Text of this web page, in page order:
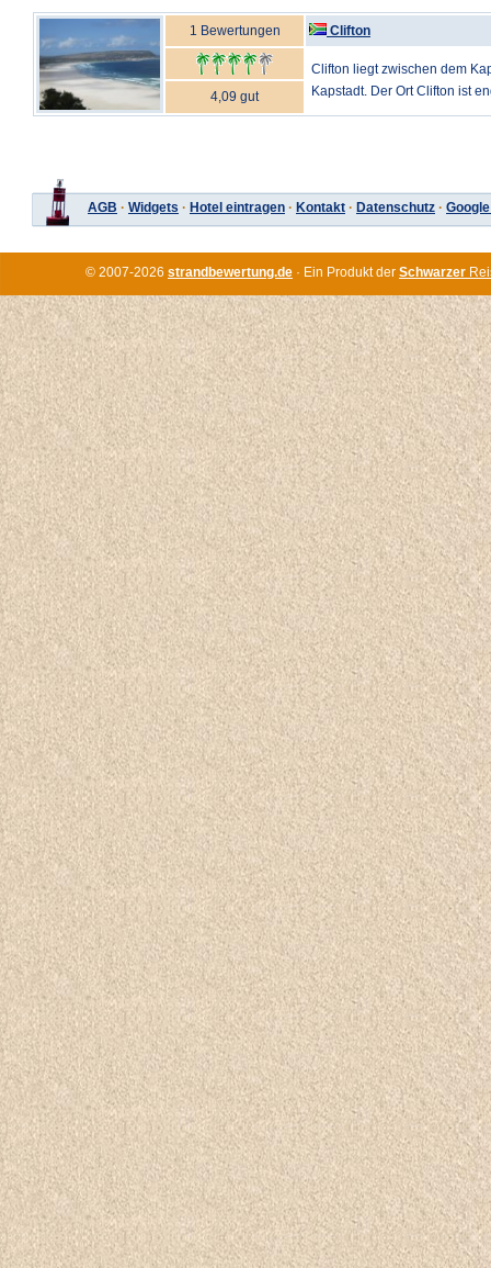
1 Bewertungen Clifton
Clifton liegt zwischen dem
Kapstadt. Der Ort Clifton ist
4,09 gut
AGB · Widgets · Hotel eintragen · Kontakt · Datenschutz ·
© 2007-2026 strandbewertung.de · Ein Produkt der Schwarzer